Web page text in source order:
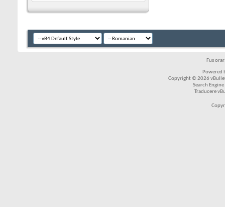
Fus
Powered
Copyright © 2026
Search
Traducere